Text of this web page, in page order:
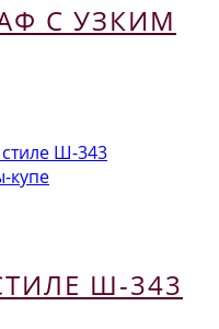
С УЗКИМ
купе
Ш-343